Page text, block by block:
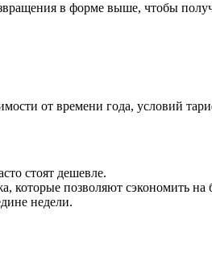
в форме выше, чтобы
от времени года, условий
стоят дешевле.
которые позволяют сэкономить на
недели.